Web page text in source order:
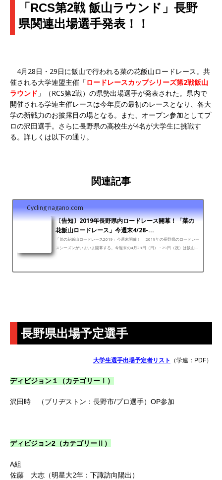
「RCS第2戦 飯山ラウンド」長野
県関連出場選手発表！！
4月28日・29日に飯山で行われる菜の花飯山ロードレース。共
催される大学連盟主催「ロードレースカップシリーズ第2戦飯山
ラウンド 」（RCS第2戦）の県勢出場選手が発表された。県内で
開催される学連主催レースは今年度の最初のレースとなり、各大
学の新戦力のお披露目の場となる。また、オープン参加としてプ
ロの沢田選手。さらに長野県の高校生が4名が大学生に挑戦す
る。詳しくは以下の通り。
関連記事
Cycling nagano.com
〔告知〕2019年長野県内ロードレース開幕！「菜の
花飯山ロードレース」今週末4/28-...
「菜の花飯山ロードレース2019」今週末開催！ 2019年の長野県のロードレー
スシーズンがいよいよ開幕する。今週末の4月28日（日）・29日（祝）は飯山市
長野県出場予定選手
大学生選手出場予定者リスト （学連：PDF）
ディビジョン１（カテゴリーⅠ）
沢田時 （ブリヂストン：長野市/プロ選手）OP参加
ディビジョン2（カテゴリーⅡ）
A組
佐藤 大志（明星大2年：下諏訪向陽出）